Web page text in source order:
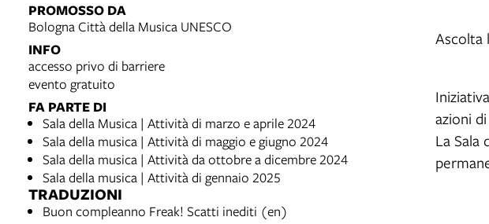
PROMOSSO DA
Bologna Città della Musica UNESCO
INFO
accesso privo di barriere
evento gratuito
FA PARTE DI
Sala della Musica | Attività di marzo e aprile 2024
Sala della musica | Attività di maggio e giugno 2024
Sala della musica | Attività da ottobre a dicembre 2024
Sala della musica | Attività di gennaio 2025
TRADUZIONI
Buon compleanno Freak! Scatti inediti (en)
Ascolta
azioni di
La Sala